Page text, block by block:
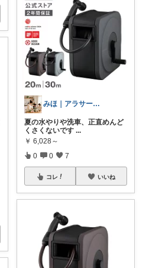
みほ｜アラサー主婦｜共働き｜2児育児中
夏の水やりや洗車、正直めんど
くさくないです ...
￥ 6,028～
0 0 7
コレ いいね